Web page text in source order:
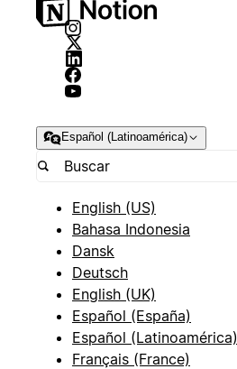
Español (Latinoamérica)
English (US)
Bahasa Indonesia
Dansk
Deutsch
English (UK)
Español (España)
Español (Latinoamérica)
Français (France)